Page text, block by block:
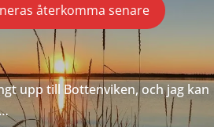
upp till Bottenviken, och jag kan
återkomma senare